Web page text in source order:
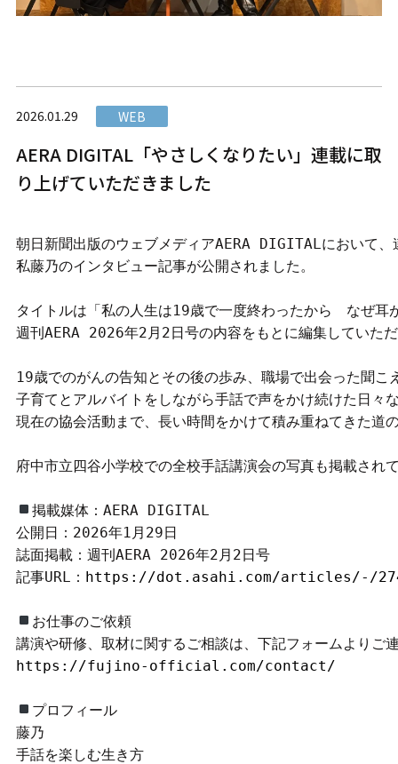
2026.01.29 WEB
AERA DIGITAL「やさしくなりたい」連載に取
り上げていただきました
朝日新聞出版のウェブメディアAERA DIGITALにおいて
私藤乃のインタビュー記事が公開されました。
タイトルは「私の人生は19歳で一度終わったから　なぜ
週刊AERA 2026年2月2日号の内容をもとに編集していた
19歳でのがんの告知とその後の歩み、職場で出会った聞
子育てとアルバイトをしながら手話で声をかけ続けた日々
現在の協会活動まで、長い時間をかけて積み重ねてきた道
府中市立四谷小学校での全校手話講演会の写真も掲載され
掲載媒体：AERA DIGITAL
公開日：2026年1月29日
誌面掲載：週刊AERA 2026年2月2日号
記事URL： https://dot.asahi.com/articles/-/
お仕事のご依頼
https://fujino-official.com/contact/
プロフィール
藤乃
手話を楽しむ生き方